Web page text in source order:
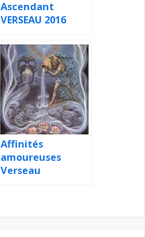
Ascendant
VERSEAU 2016
Affinités
amoureuses
Verseau